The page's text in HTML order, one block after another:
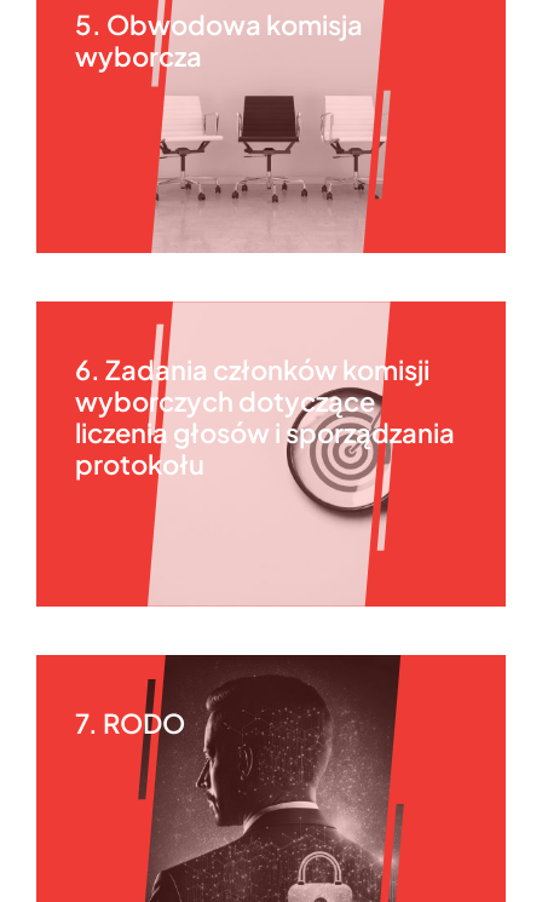
5. Obwodowa komisja
wyborcza
6. Zadania członków komisji
wyborczych dotyczące
liczenia głosów i sporządzania
protokołu
7. RODO